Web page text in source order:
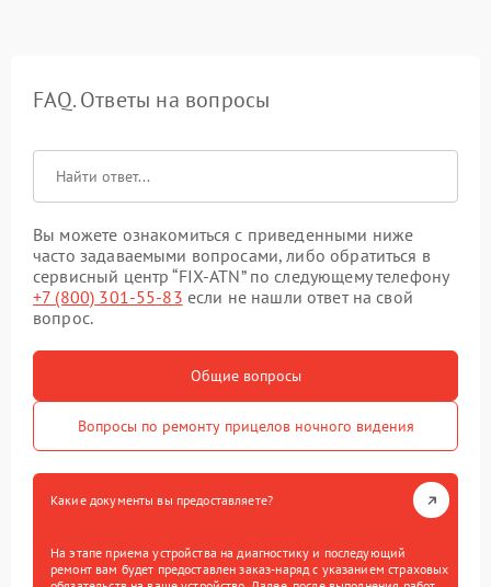
FAQ. Ответы на вопросы
Вы можете ознакомиться с приведенными ниже
часто задаваемыми вопросами, либо обратиться в
сервисный центр “FIX-ATN” по следующему телефону
+7 (800) 301-55-83 если не нашли ответ на свой
вопрос.
Общие вопросы
Вопросы по ремонту прицелов ночного видения
Какие документы вы предоставляете?
На этапе приема устройства на диагностику и последующий
ремонт вам будет предоставлен заказ-наряд с указанием страховых